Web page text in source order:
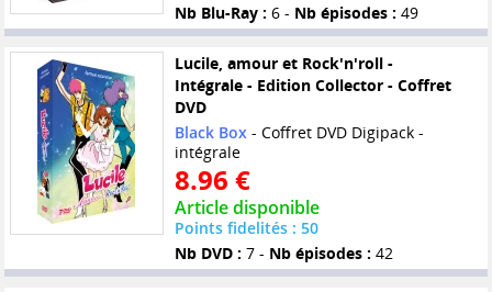
Nb Blu-Ray : 6 - Nb épisodes : 49
Lucile, amour et Rock'n'roll -
Intégrale - Edition Collector - Coffret
DVD
Black Box- Coffret DVD Digipack -
intégrale
8.96 €
Article disponible
Points fidelités : 50
Nb DVD : 7 - Nb épisodes : 42